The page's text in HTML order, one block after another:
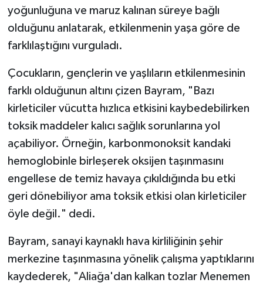
yoğunluğuna ve maruz kalınan süreye bağlı
olduğunu anlatarak, etkilenmenin yaşa göre de
farklılaştığını vurguladı.
Çocukların, gençlerin ve yaşlıların etkilenmesinin
farklı olduğunun altını çizen Bayram, "Bazı
kirleticiler vücutta hızlıca etkisini kaybedebilirken
toksik maddeler kalıcı sağlık sorunlarına yol
açabiliyor. Örneğin, karbonmonoksit kandaki
hemoglobinle birleşerek oksijen taşınmasını
engellese de temiz havaya çıkıldığında bu etki
geri dönebiliyor ama toksik etkisi olan kirleticiler
öyle değil." dedi.
Bayram, sanayi kaynaklı hava kirliliğinin şehir
merkezine taşınmasına yönelik çalışma yaptıklarını
kaydederek, "Aliağa'dan kalkan tozlar Menemen